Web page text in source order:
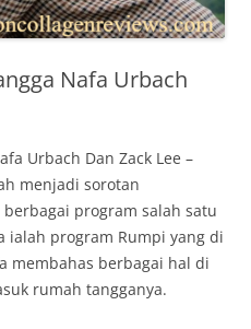
Nafa Urbach
Urbach Dan Zack Lee –
menjadi sorotan
program salah satu
ialah program Rumpi yang di
membahas berbagai hal di
rumah tangganya.